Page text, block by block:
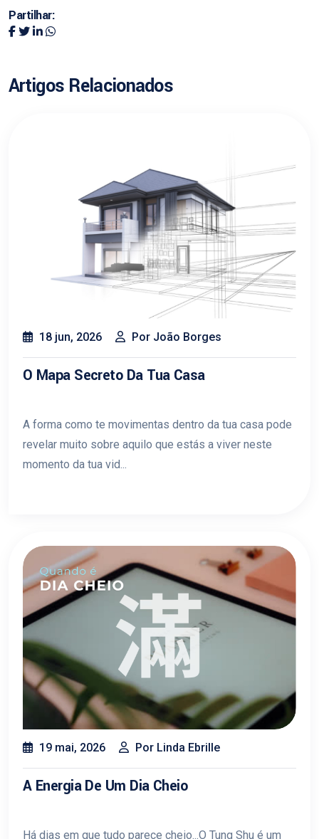
Partilhar:
Artigos Relacionados
18 jun, 2026 Por João Borges
O Mapa Secreto Da Tua Casa
A forma como te movimentas dentro da tua casa pode
revelar muito sobre aquilo que estás a viver neste
momento da tua vid...
19 mai, 2026 Por Linda Ebrille
A Energia De Um Dia Cheio
Há dias em que tudo parece cheio...O Tung Shu é um